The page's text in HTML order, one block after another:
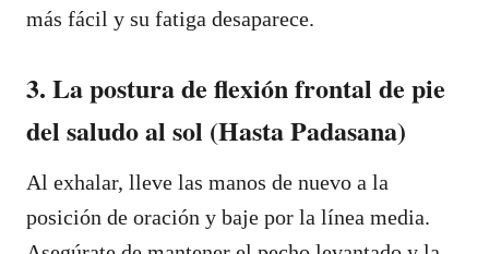
más fácil y su fatiga desaparece.
3. La postura de flexión frontal de pie
del saludo al sol (Hasta Padasana)
Al exhalar, lleve las manos de nuevo a la
posición de oración y baje por la línea media.